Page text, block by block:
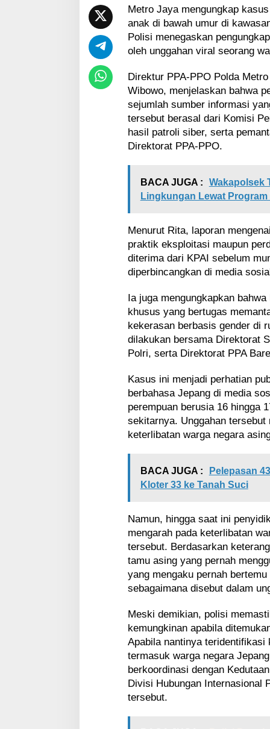
a
k
d
i
C
b
i
t
u
n
Metro Jaya mengungkap
anak di bawah umur di
Polisi menegaskan
oleh unggahan viral seorang
Direktur PPA-PPO Polda
Wibowo, menjelaskan bahwa
sejumlah sumber informasi
tersebut berasal dari Komisi
hasil patroli siber, serta
Direktorat PPA-PPO.
BACA JUGA :
Wakapolsek
Lingkungan Lewat
Menurut Rita, laporan
praktik eksploitasi maupun
diterima dari KPAI sebelum
diperbincangkan di media
Ia juga mengungkapkan
khusus yang bertugas
kekerasan berbasis gender di
dilakukan bersama Direktorat
Polri, serta Direktorat PPA
Kasus ini menjadi perhatian
berbahasa Jepang di media
perempuan berusia 16 hingga
sekitarnya. Unggahan tersebut
keterlibatan warga negara
BACA JUGA :
Pelepasan
Kloter 33 ke Tanah Suci
Namun, hingga saat ini
mengarah pada keterlibatan
tersebut. Berdasarkan
tamu asing yang pernah
yang mengaku pernah
sebagaimana disebut dalam
Meski demikian, polisi
kemungkinan apabila
Apabila nantinya teridentifikasi
termasuk warga negara
berkoordinasi dengan
Divisi Hubungan Internasional
tersebut.